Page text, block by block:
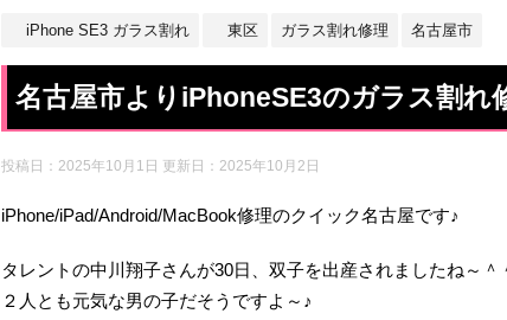
iPhone SE3 ガラス割れ 東区 ガラス割れ修理 名古屋市
名古屋市よりiPhoneSE3のガラス割れ
投稿日：2025年10月1日 更新日： 2025年10月2日
iPhone/iPad/Android/MacBook修理のクイック名古屋です♪
タレントの中川翔子さんが30日、双子を出産されましたね～＾
２人とも元気な男の子だそうですよ～♪